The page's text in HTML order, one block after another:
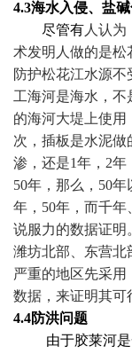
4.3海水入侵、盐
尽管有 人认
术发明人做的是松
防护松花江水源不
工海河是海水，不
的海河大堤上使
次，插板是水泥做
渗，还是1年， 2年
50年，那么， 50年
年， 50年，而千年
说服力的数据证明
潍坊北部、东营北
严重的地区先采用
数据，来证明其可
4.4防洪问题
由于胶莱河